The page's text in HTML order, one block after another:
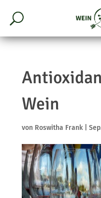
Wein
von Roswitha Frank|